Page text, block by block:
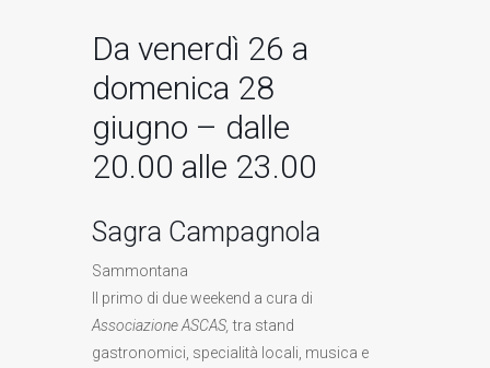
Da venerdì 26 a
domenica 28
giugno – dalle
20.00 alle 23.00
Sagra Campagnola
Sammontana
Il primo di due weekend a cura di
Associazione ASCAS,tra stand
gastronomici, specialità locali, musica e